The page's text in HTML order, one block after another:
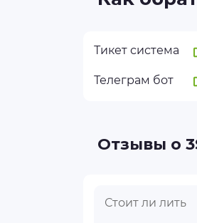
Тикет система
Телеграм бот
Отзывы о
Стоит ли лить